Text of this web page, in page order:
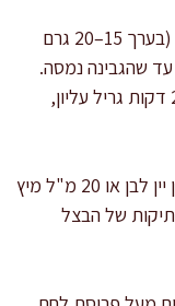
מסדרים מעל כל פרוסה גבינה מגוררת (בערך 15–20 גרם
לתנור ל-2–4 דקות עד שהגבינה נמסה.
לגרסה זהובה יותר, אפשר להשלים 1–2 דקות גריל עליון,
מסיימים את המרק עם 15 מ"ל חומץ בן יין לבן או 20 מ"ל מיץ
של הבצל